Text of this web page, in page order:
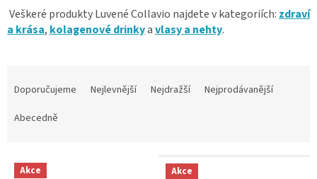
Veškeré produkty Luvené Collavio najdete v kategoriích: zdraví
a krása, kolagenové drinkyavlasy a nehty.
p
Doporučujeme Nejlevnější Nejdražší
Nejprodávanější
Abecedně
V Akce Akce